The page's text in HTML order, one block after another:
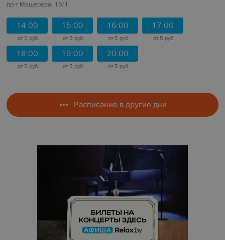
пр-т Машерова, 15/1
14:00
от 5 руб.
15:00
от 5 руб.
16:00
от 5 руб.
17:00
от 5 руб.
18:00
от 5 руб.
19:00
от 5 руб.
20:00
от 5 руб.
Расписание в другие дни